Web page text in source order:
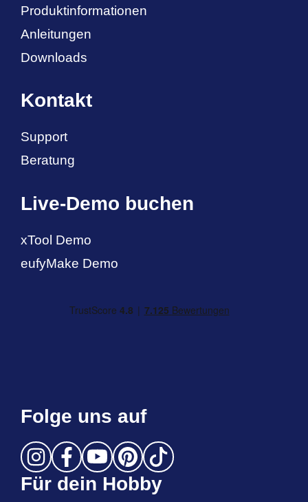
Produktinformationen
Anleitungen
Downloads
Kontakt
Support
Beratung
Live-Demo buchen
xTool Demo
eufyMake Demo
Folge uns auf
Für dein Hobby